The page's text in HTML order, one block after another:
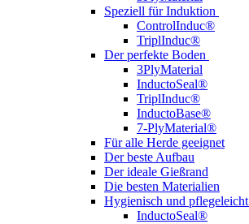
Speziell für Induktion
ControlInduc®
TriplInduc®
Der perfekte Boden
3PlyMaterial
InductoSeal®
TriplInduc®
InductoBase®
7-PlyMaterial®
Für alle Herde geeignet
Der beste Aufbau
Der ideale Gießrand
Die besten Materialien
Hygienisch und pflegeleicht
InductoSeal®